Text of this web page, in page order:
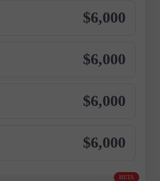
$6,000
$6,000
$6,000
$6,000
BETA